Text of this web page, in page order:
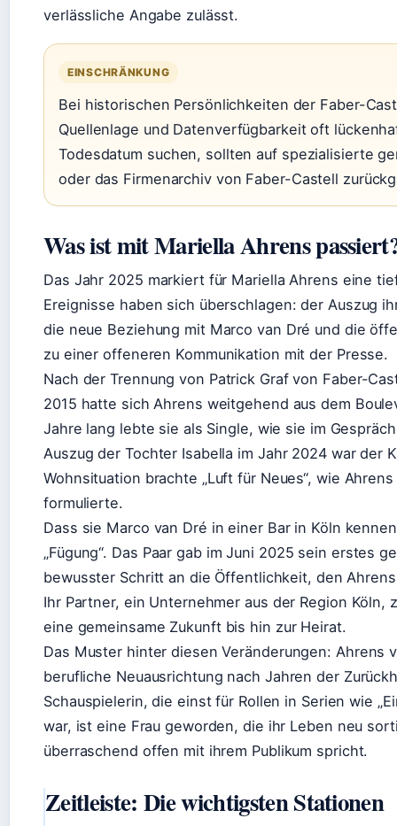
verlässliche Angabe zulässt.
EINSCHRÄNKUNG
Bei historischen Persönlichkeiten der Faber-
Quellenlage und Datenverfügbarkeit oft
Todesdatum suchen, sollten auf spezialisierte
oder das Firmenarchiv von Faber-Castell
Was ist mit Mariella Ahrens
Das Jahr 2025 markiert für Mariella Ahrens eine
Ereignisse haben sich überschlagen: der Auszug
die neue Beziehung mit Marco van Dré und die
zu einer offeneren Kommunikation mit der Presse.
Nach der Trennung von Patrick Graf von Faber-
2015 hatte sich Ahrens weitgehend aus dem
Jahre lang lebte sie als Single, wie sie im
Auszug der Tochter Isabella im Jahr 2024 war der
Wohnsituation brachte „Luft für Neues“, wie
formulierte.
Dass sie Marco van Dré in einer Bar in Köln
„Fügung“. Das Paar gab im Juni 2025 sein erstes
bewusster Schritt an die Öffentlichkeit, den
Ihr Partner, ein Unternehmer aus der Region
eine gemeinsame Zukunft bis hin zur Heirat.
Das Muster hinter diesen Veränderungen: Ahrens
berufliche Neuausrichtung nach Jahren der
Schauspielerin, die einst für Rollen in Serien wie
war, ist eine Frau geworden, die ihr Leben neu
überraschend offen mit ihrem Publikum spricht.
Zeitleiste: Die wichtigsten Stationen